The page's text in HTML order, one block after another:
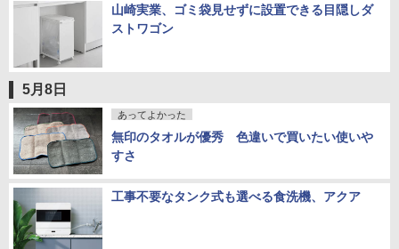
山崎実業、ゴミ袋見せずに設置できる目隠しダ
ストワゴン
5月8日
あってよかった
無印のタオルが優秀 色違いで買いたい使いや
すさ
工事不要なタンク式も選べる食洗機、アクア